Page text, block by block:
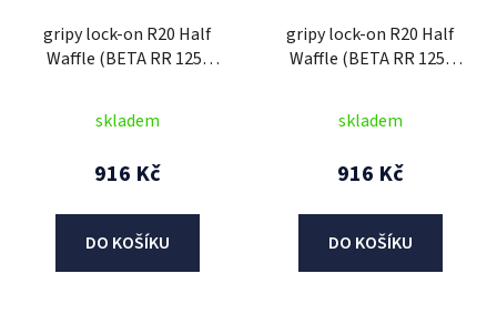
gripy lock-on R20 Half
Waffle (BETA RR 125-
skladem
916 Kč
DO KOŠÍKU
gripy lock-on R20 Half
Waffle (BETA RR 125-
skladem
916 Kč
DO KOŠÍKU